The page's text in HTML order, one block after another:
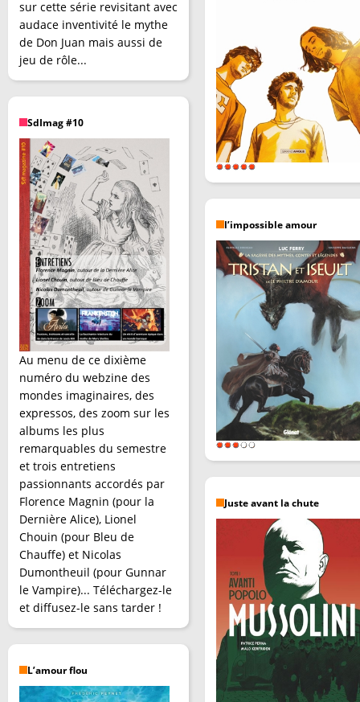
sur cette série revisitant avec
audace inventivité le mythe
de Don Juan mais aussi de
jeu de rôle...
SdImag #10
Au menu de ce dixième
numéro du webzine des
mondes imaginaires, des
expressos, des zoom sur les
albums les plus
remarquables du semestre
et trois entretiens
passionnants accordés par
Florence Magnin (pour la
Dernière Alice), Lionel
Chouin (pour Bleu de
Chauffe) et Nicolas
Dumontheuil (pour Gunnar
le Vampire)... Téléchargez-le
et diffusez-le sans tarder !
L’amour flou
l’impossible amour
Juste avant la chute